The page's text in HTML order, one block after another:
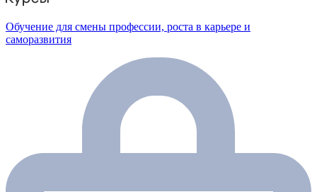
Обучение для смены профессии, роста в карьере и
саморазвития